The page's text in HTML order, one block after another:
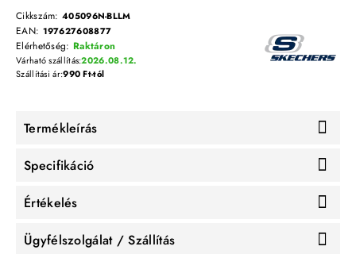
Cikkszám: 405096N-BLLM
EAN: 197627608877
Elérhetőség: Raktáron
Várható szállítás:2026.08.12.
Szállítási ár:990 Ft-tól
Termékleírás
Specifikáció
Értékelés
Ügyfélszolgálat / Szállítás